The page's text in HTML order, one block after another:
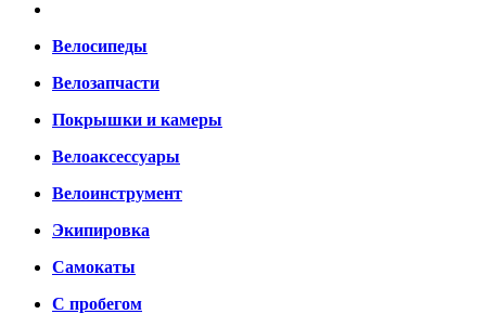
Велосипеды
Велозапчасти
Покрышки и камеры
Велоаксессуары
Велоинструмент
Экипировка
Самокаты
С пробегом